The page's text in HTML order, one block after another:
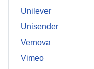
Unilever
Unisender
Vernova
Vimeo